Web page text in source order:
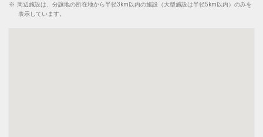
※
周辺施設は、分譲地の所在地から半径3km以内の施設（大型施設は半径5km以内）のみを
表示しています。